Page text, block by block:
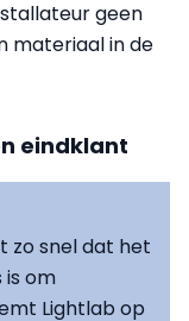
geen
materiaal in de
eindklant
zo snel dat het
is om
Lightlab op